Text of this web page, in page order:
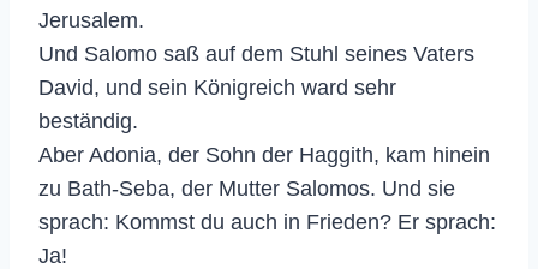
Jerusalem.
Und Salomo saß auf dem Stuhl seines Vaters
David, und sein Königreich ward sehr
beständig.
Aber Adonia, der Sohn der Haggith, kam hinein
zu Bath-Seba, der Mutter Salomos. Und sie
sprach: Kommst du auch in Frieden? Er sprach:
Ja!